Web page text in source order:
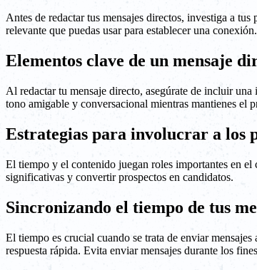
Antes de redactar tus mensajes directos, investiga a
relevante que puedas usar para establecer una
Elementos clave de un mensaje
Al redactar tu mensaje directo, asegúrate de incluir
tono amigable y conversacional mientras mantienes el
Estrategias para involucrar a los
El tiempo y el contenido juegan roles importantes en
significativas y convertir prospectos en candidatos.
Sincronizando el tiempo de tus
El tiempo es crucial cuando se trata de enviar
respuesta rápida. Evita enviar mensajes durante los